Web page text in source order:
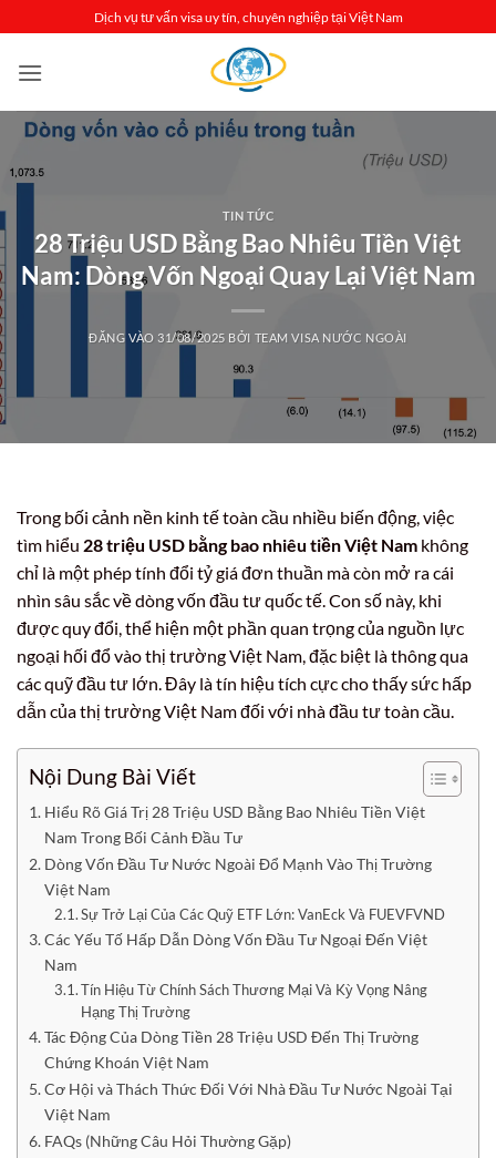
qua
nội
Dịch vụ tư vấn visa uy tín, chuyên nghiệp tại Việt Nam
TIN TỨC
28 Triệu USD Bằng Bao Nhiêu Tiền Việt
Nam: Dòng Vốn Ngoại Quay Lại Việt Nam
ĐĂNG VÀO 31/08/2025 BỞI TEAM VISA NƯỚC NGOÀI
Trong bối cảnh nền kinh tế toàn cầu nhiều biến động, việc
tìm hiểu 28 triệu USD bằng bao nhiêu tiền Việt Nam không
chỉ là một phép tính đổi tỷ giá đơn thuần mà còn mở ra cái
nhìn sâu sắc về dòng vốn đầu tư quốc tế. Con số này, khi
được quy đổi, thể hiện một phần quan trọng của nguồn lực
ngoại hối đổ vào thị trường Việt Nam, đặc biệt là thông qua
các quỹ đầu tư lớn. Đây là tín hiệu tích cực cho thấy sức hấp
dẫn của thị trường Việt Nam đối với nhà đầu tư toàn cầu.
Nội Dung Bài Viết
Hiểu Rõ Giá Trị 28 Triệu USD Bằng Bao Nhiêu Tiền Việt
Nam Trong Bối Cảnh Đầu Tư
Dòng Vốn Đầu Tư Nước Ngoài Đổ Mạnh Vào Thị Trường
Việt Nam
Sự Trở Lại Của Các Quỹ ETF Lớn: VanEck Và FUEVFVND
Các Yếu Tố Hấp Dẫn Dòng Vốn Đầu Tư Ngoại Đến Việt
Nam
Tín Hiệu Từ Chính Sách Thương Mại Và Kỳ Vọng Nâng
Hạng Thị Trường
Tác Động Của Dòng Tiền 28 Triệu USD Đến Thị Trường
Chứng Khoán Việt Nam
Cơ Hội và Thách Thức Đối Với Nhà Đầu Tư Nước Ngoài Tại
Việt Nam
FAQs (Những Câu Hỏi Thường Gặp)